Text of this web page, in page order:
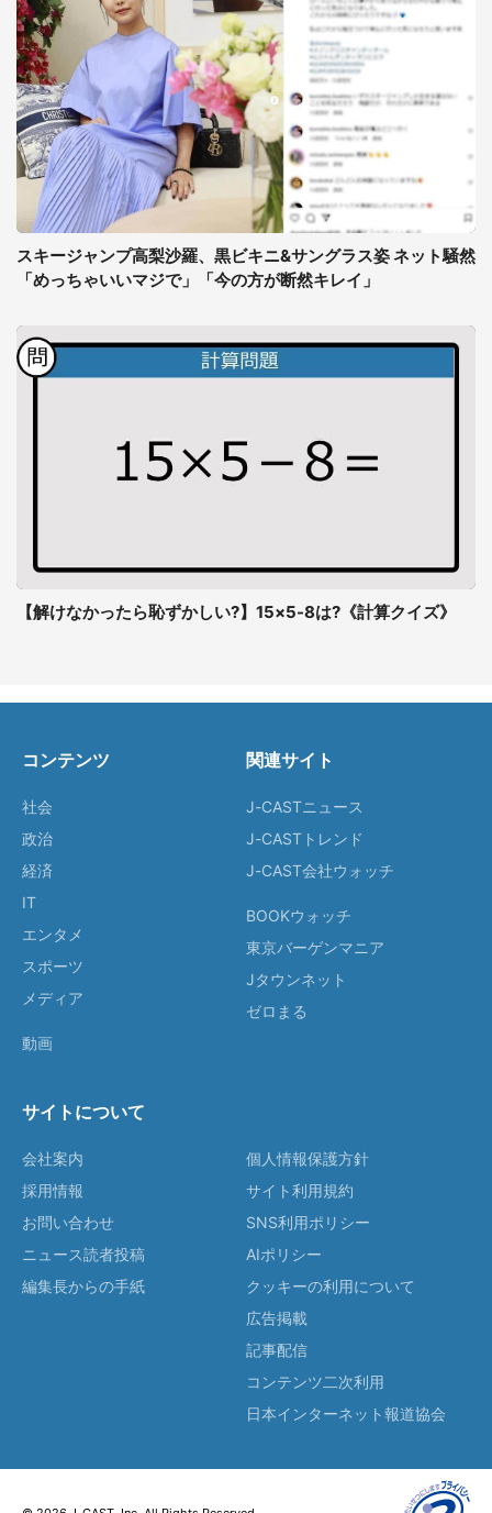
スキージャンプ高梨沙羅、黒ビキニ&サングラス姿 ネット騒然
「めっちゃいいマジで」「今の方が断然キレイ」
【解けなかったら恥ずかしい?】15×5-8は?《計算クイズ》
コンテンツ
社会
政治
経済
IT
エンタメ
スポーツ
メディア
動画
関連サイト
J-CASTニュース
J-CASTトレンド
J-CAST会社ウォッチ
BOOKウォッチ
東京バーゲンマニア
Jタウンネット
ゼロまる
サイトについて
会社案内
採用情報
お問い合わせ
ニュース読者投稿
編集長からの手紙
個人情報保護方針
サイト利用規約
SNS利用ポリシー
AIポリシー
クッキーの利用について
広告掲載
記事配信
コンテンツ二次利用
日本インターネット報道協会